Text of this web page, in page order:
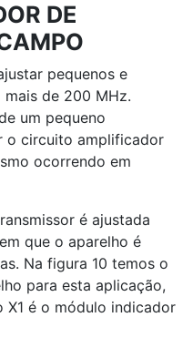
DE
pequenos e
mais de 200 MHz.
um pequeno
o circuito amplificador
ocorrendo em
é ajustada
que o aparelho é
Na figura 10 temos o
para esta aplicação,
é o módulo indicador